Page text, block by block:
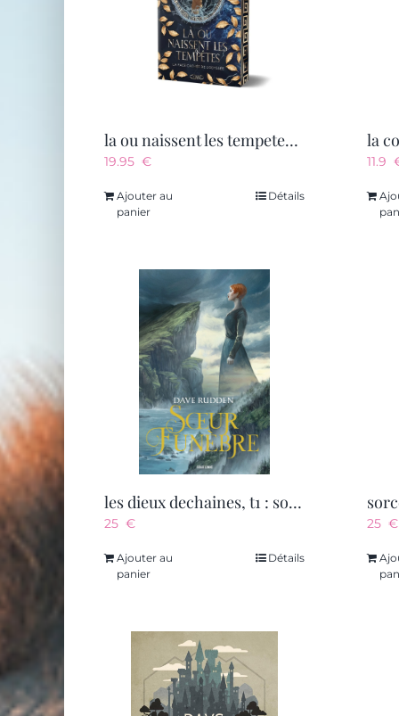
la ou naissent les tempetes – la face cachee de l’odyssee
19.95 €
Ajouter au
panier
Détails
11.9
les dieux dechaines, t1 : soeur funebre
25 €
Ajouter au
panier
Détails
25 €